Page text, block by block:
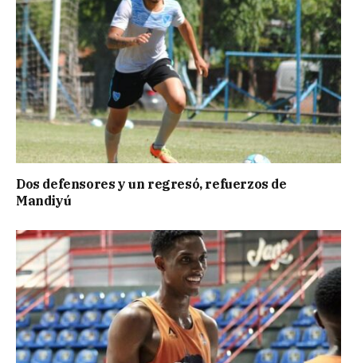
Dos defensores y un regresó, refuerzos de
Mandiyú